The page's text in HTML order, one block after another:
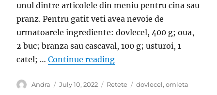
unul dintre articolele din meniu pentru cina sau
pranz. Pentru gatit veti avea nevoie de
urmatoarele ingrediente: dovlecel, 400 g; oua,
2 buc; branza sau cascaval, 100 g; usturoi, 1
catel; …Continue reading“Omleta cu dovlecel- Mic
Author
Andra
Posted
July 10, 2022 Categories
Retete Tags
dovlecel,omleta